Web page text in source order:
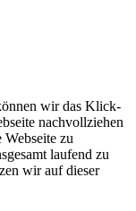
wir das Klick-
nachvollziehen
zu
laufend zu
wir auf dieser